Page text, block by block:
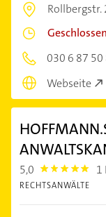
Rollbergstr.
Geschlossen
030 6 87 50
Webseite
5,0 5.0 1
RECHTSANWÄLTE